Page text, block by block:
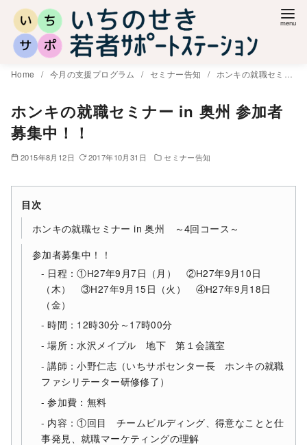
Home 今月の支援プログラム セミナー告知 ホンキの就職セミナー in 奥州 参加者募集中！！
ホンキの就職セミナー in 奥州 参加者
募集中！！
2015年8月12日 2017年10月31日 セミナー告知
目次
ホンキの就職セミナー in 奥州 ～4回コース～
参加者募集中！！
日程：①H27年9月7日（月） ②H27年9月10日
（木） ③H27年9月15日（火） ④H27年9月18日
（金）
時間：12時30分～17時00分
場所：水沢メイプル 地下 第１会議室
講師：小野仁志（いちサポセンター長 ホンキの就職
ファシリテーター研修修了）
参加費：無料
内容：①回目 チームビルディング、得意なことと仕
事発見、就職マーケティングの理解